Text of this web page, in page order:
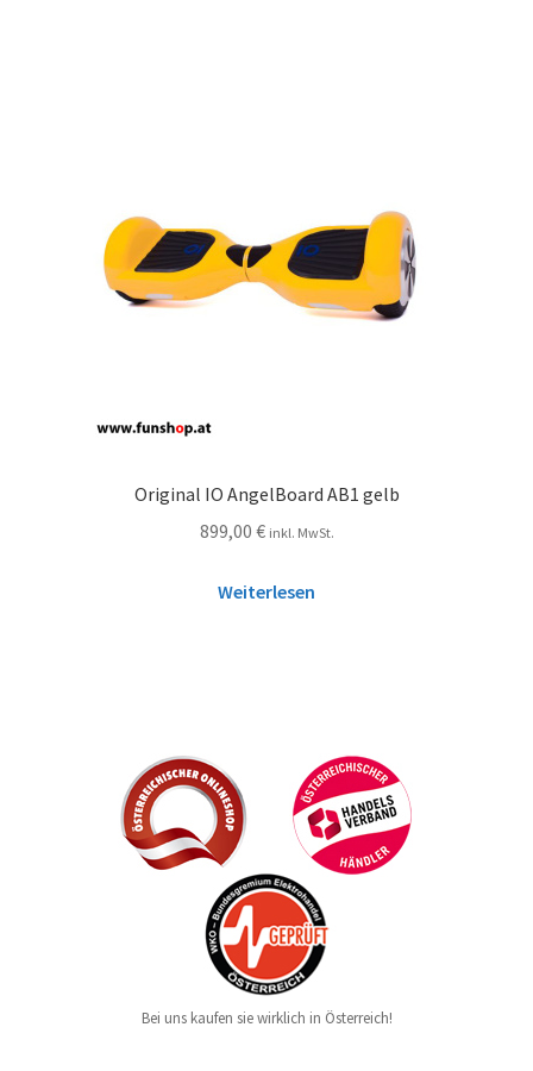
Original IO AngelBoard AB1 gelb
899,00 € inkl. MwSt.
Weiterlesen
Bei uns kaufen sie wirklich in Österreich!